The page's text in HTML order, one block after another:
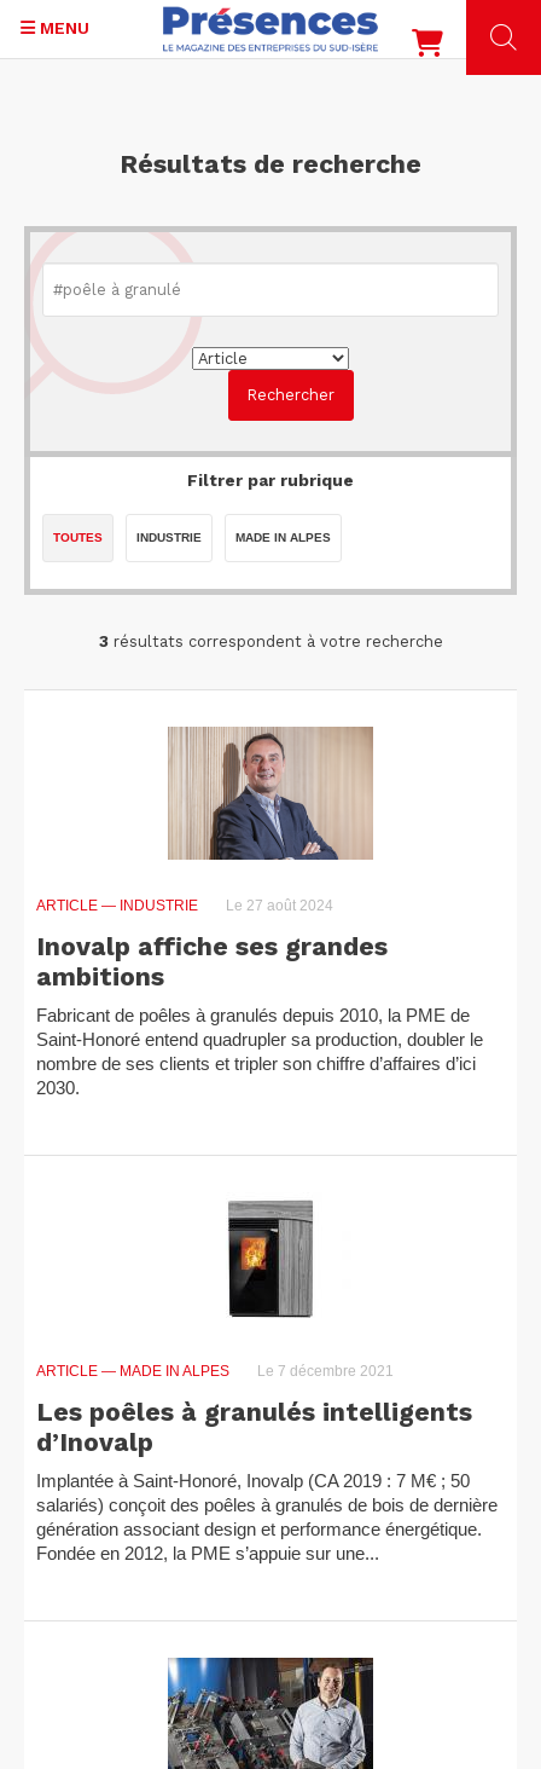
MENU
Résultats de recherche
Filtrer par rubrique
TOUTES INDUSTRIE MADE IN ALPES
3résultats correspondent à votre recherche
ARTICLE — INDUSTRIE Le 27 août 2024
Inovalp affiche ses grandes
ambitions
Fabricant de poêles à granulés depuis 2010, la PME de
Saint-Honoré entend quadrupler sa production, doubler le
nombre de ses clients et tripler son chiffre d’affaires d’ici
2030.
ARTICLE — MADE IN ALPES Le 7 décembre 2021
Les poêles à granulés intelligents
d’Inovalp
Implantée à Saint-Honoré, Inovalp (CA 2019 : 7 M€ ; 50
salariés) conçoit des poêles à granulés de bois de dernière
génération associant design et performance énergétique.
Fondée en 2012, la PME s’appuie sur une...